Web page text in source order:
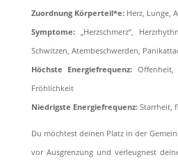
Zuordnung Körperteil*e:Herz, Lunge,
Symptome:„Herzschmerz“,
Schwitzen, Atembeschwerden,
Höchste Energiefrequenz: Offenheit,
Fröhlichkeit
Niedrigste Energiefrequenz:Starrheit,
Du möchtest deinen Platz in der
vor Ausgrenzung und verleugnest